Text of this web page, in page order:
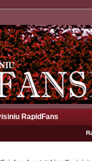
RapidFans